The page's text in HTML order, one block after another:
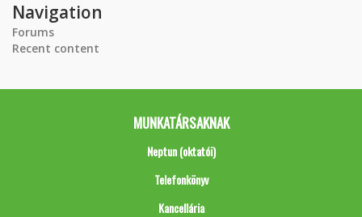
Navigation
Forums
Recent content
MUNKATÁRSAKNAK
Neptun (oktatói)
Telefonkönyv
Kancellária